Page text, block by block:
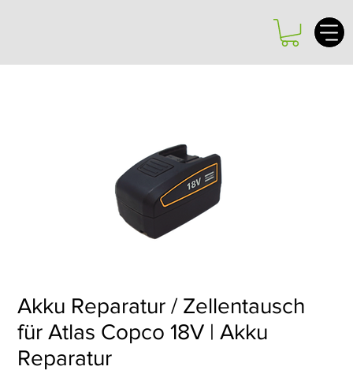
Akku Reparatur / Zellentausch
für Atlas Copco 18V | Akku
Reparatur